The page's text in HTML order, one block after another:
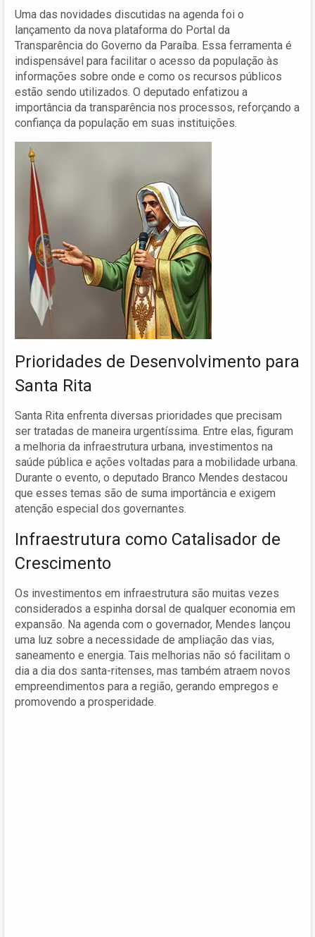
Uma das novidades discutidas na agenda foi o
lançamento da nova plataforma do Portal da
Transparência do Governo da Paraíba. Essa ferramenta é
indispensável para facilitar o acesso da população às
informações sobre onde e como os recursos públicos
estão sendo utilizados. O deputado enfatizou a
importância da transparência nos processos, reforçando a
confiança da população em suas instituições.
Prioridades de Desenvolvimento para
Santa Rita
Santa Rita enfrenta diversas prioridades que precisam
ser tratadas de maneira urgentíssima. Entre elas, figuram
a melhoria da infraestrutura urbana, investimentos na
saúde pública e ações voltadas para a mobilidade urbana.
Durante o evento, o deputado Branco Mendes destacou
que esses temas são de suma importância e exigem
atenção especial dos governantes.
Infraestrutura como Catalisador de
Crescimento
Os investimentos em infraestrutura são muitas vezes
considerados a espinha dorsal de qualquer economia em
expansão. Na agenda com o governador, Mendes lançou
uma luz sobre a necessidade de ampliação das vias,
saneamento e energia. Tais melhorias não só facilitam o
dia a dia dos santa-ritenses, mas também atraem novos
empreendimentos para a região, gerando empregos e
promovendo a prosperidade.